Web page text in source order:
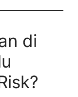
di